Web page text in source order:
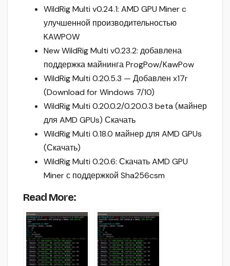
WildRig Multi v0.24.1: AMD GPU Miner c
улучшенной производительностью
KAWPOW
New WildRig Multi v0.23.2: добавлена
поддержка майнинга ProgPow/KawPow
WildRig Multi 0.20.5.3 — Добавлен x17r
(Download for Windows 7/10)
WildRig Multi 0.20.0.2/0.20.0.3 beta (майнер
для AMD GPUs) Скачать
WildRig Multi 0.18.0 майнер для AMD GPUs
(Скачать)
WildRig Multi 0.20.6: Скачать AMD GPU
Miner с поддержкой Sha256csm
Read More: